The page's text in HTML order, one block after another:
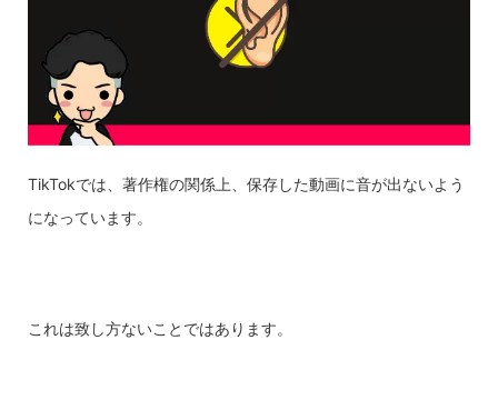
TikTokでは、著作権の関係上、保存した動画に音が出ないよう
になっています。
これは致し方ないことではあります。